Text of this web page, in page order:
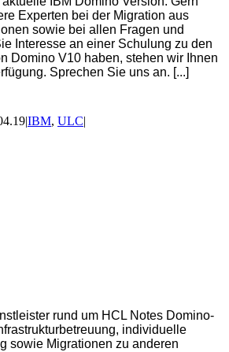
Experten bei der Migration aus
sowie bei allen Fragen und
Interesse an einer Schulung zu den
Domino V10 haben, stehen wir Ihnen
Sprechen Sie uns an. [...]
|IBM, ULC|
rund um HCL Notes Domino-
individuelle
sowie Migrationen zu anderen